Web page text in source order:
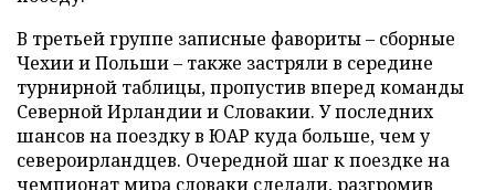
В третьей группе записные фавориты – сборные
Чехии и Польши – также застряли в середине
турнирной таблицы, пропустив вперед команды
Северной Ирландии и Словакии. У последних
шансов на поездку в ЮАР куда больше, чем у
североирландцев. Очередной шаг к поездке на
чемпионат мира словаки сделали, разгромив